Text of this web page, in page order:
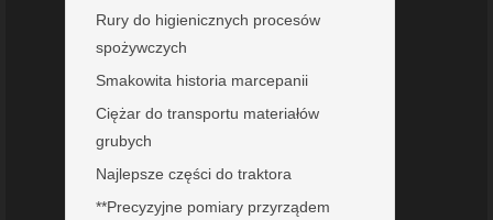
Rury do higienicznych procesów
spożywczych
Smakowita historia marcepanii
Ciężar do transportu materiałów
grubych
Najlepsze części do traktora
**Precyzyjne pomiary przyrządem